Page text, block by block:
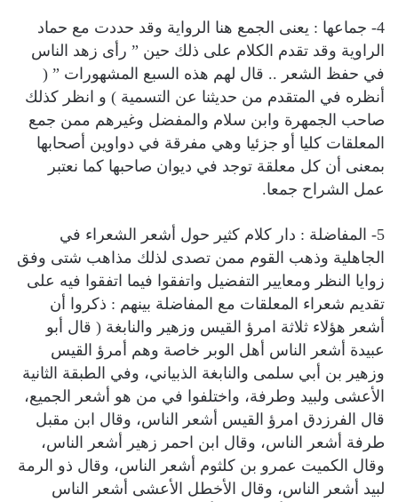
4- جماعها : يعنى الجمع هنا الرواية وقد حددت مع حماد
الراوية وقد تقدم الكلام على ذلك حين ” رأى زهد الناس
في حفظ الشعر .. قال لهم هذه السبع المشهورات ” (
أنظره في المتقدم من حديثنا عن التسمية ) و انظر كذلك
صاحب الجمهرة وابن سلام والمفضل وغيرهم ممن جمع
المعلقات كليا أو جزئيا وهي مفرقة في دواوين أصحابها
بمعنى أن كل معلقة توجد في ديوان صاحبها كما نعتبر
عمل الشراح جمعا.
5- المفاضلة : دار كلام كثير حول أشعر الشعراء في
الجاهلية وذهب القوم ممن تصدى لذلك مذاهب شتى وفق
زوايا النظر ومعايير التفضيل واتفقوا فيما اتفقوا فيه على
تقديم شعراء المعلقات مع المفاضلة بينهم : ذكروا أن
أشعر هؤلاء ثلاثة امرؤ القيس وزهير والنابغة ( قال أبو
عبيدة أشعر الناس أهل الوبر خاصة وهم أمرؤ القيس
وزهير بن أبي سلمى والنابغة الذبياني، وفي الطبقة الثانية
الأعشى ولبيد وطرفة، واختلفوا في من هو أشعر الجميع،
قال الفرزدق امرؤ القيس أشعر الناس، وقال ابن مقبل
طرفة أشعر الناس، وقال ابن احمر زهير أشعر الناس،
وقال الكميت عمرو بن كلثوم أشعر الناس، وقال ذو الرمة
لبيد أشعر الناس، وقال الأخطل الأعشى أشعر الناس